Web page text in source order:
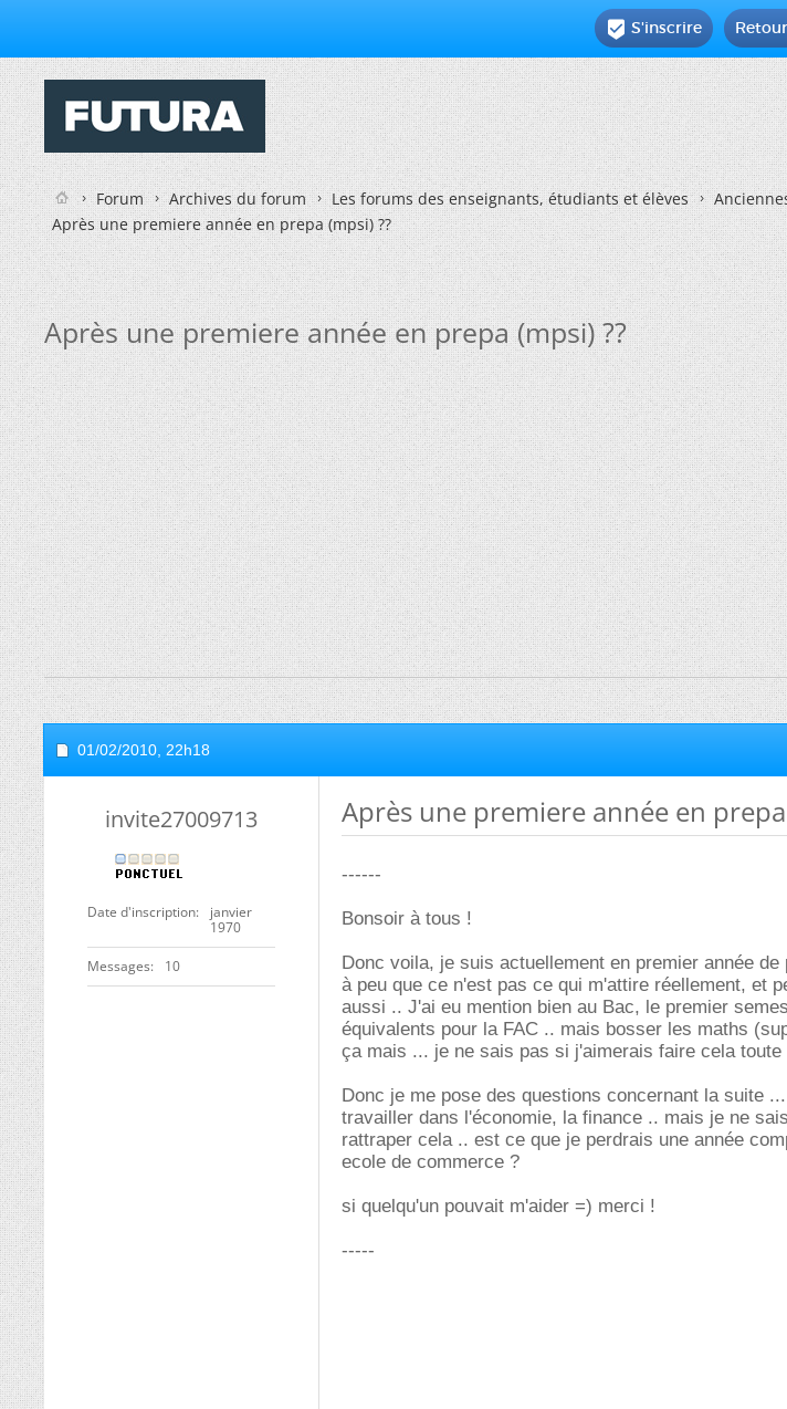
 S'inscrire
Forum Archives du forum Les forums des enseignants, étudiants et élèves
Après une premiere année en prepa (mpsi) ??
Après une premiere année en prepa (mpsi) ??
01/02/2010, 22h18
invite27009713
Date d'inscription
janvier
1970
Messages 10
Après une premiere année en prepa
------
Bonsoir à tous !
Donc voila, je suis actuellement en premier année
à peu que ce n'est pas ce qui m'attire réellement, et
aussi .. J'ai eu mention bien au Bac, le premier
équivalents pour la FAC .. mais bosser les maths
ça mais ... je ne sais pas si j'aimerais faire cela toute
Donc je me pose des questions concernant la suite
travailler dans l'économie, la finance .. mais je ne
rattraper cela .. est ce que je perdrais une année
ecole de commerce ?
si quelqu'un pouvait m'aider =) merci !
-----